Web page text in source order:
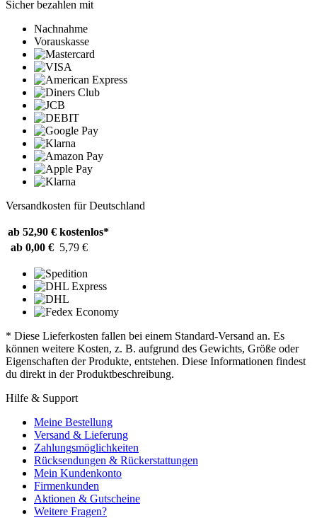
Sicher bezahlen mit
Nachnahme
Vorauskasse
Versandkosten für Deutschland
ab 52,90 € kostenlos*
ab 0,00 € 5,79 €
* Diese Lieferkosten fallen bei einem Standard-Versand an. Es
können weitere Kosten, z. B. aufgrund des Gewichts, Größe oder
Eigenschaften der Produkte, entstehen. Diese Informationen findest
du direkt in der Produktbeschreibung.
Hilfe & Support
Meine Bestellung
Versand & Lieferung
Zahlungsmöglichkeiten
Rücksendungen & Rückerstattungen
Mein Kundenkonto
Firmenkunden
Aktionen & Gutscheine
Weitere Fragen?